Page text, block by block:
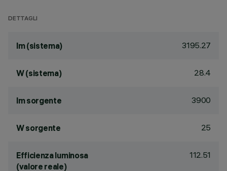
DETTAGLI
lm (sistema) 3195.27
W (sistema) 28.4
lm sorgente 3900
W sorgente 25
Efficienza luminosa
(valore reale)
112.51